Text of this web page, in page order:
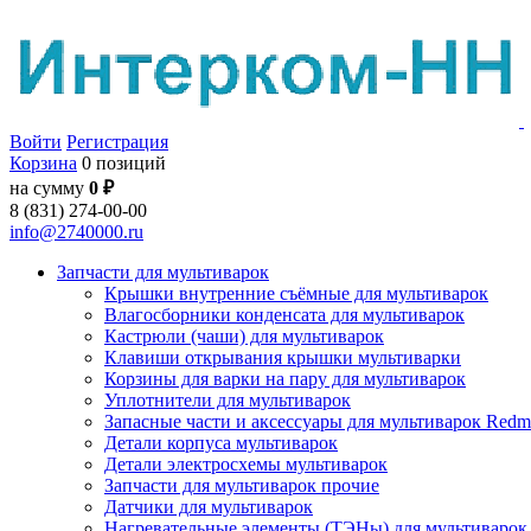
Войти Регистрация
Корзина 0 позиций
на сумму 0 ₽
8 (831) 274-00-00
info@2740000.ru
Запчасти для мультиварок
Крышки внутренние съёмные для мультиварок
Влагосборники конденсата для мультиварок
Кастрюли (чаши) для мультиварок
Клавиши открывания крышки мультиварки
Корзины для варки на пару для мультиварок
Уплотнители для мультиварок
Запасные части и аксессуары для мультиварок
Детали корпуса мультиварок
Детали электросхемы мультиварок
Запчасти для мультиварок прочие
Датчики для мультиварок